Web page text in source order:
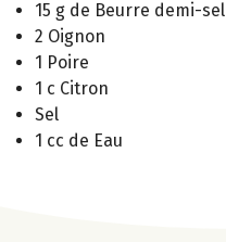
15 g de Beurre demi-sel
2 Oignon
1 Poire
1 c Citron
Sel
1 cc de Eau